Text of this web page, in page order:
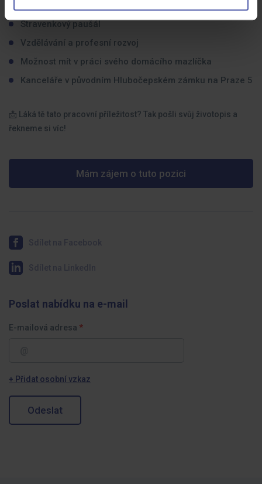
Stravenkový paušál
Vzdělávání a profesní rozvoj
Možnost mít v práci svého domácího mazlíčka
Kanceláře v původním Hlubočepském zámku na Praze 5
📩 Láká tě tato pracovní příležitost? Tak pošli svůj životopis a
řekneme si víc!
Mám zájem o tuto pozici
Poslat nabídku na e-mail
E-mailová adresa
+ Přidat osobní vzkaz
Odeslat